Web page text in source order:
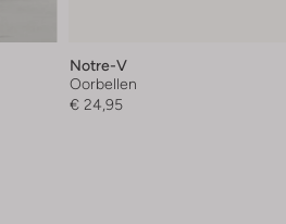
Notre-V
Oorbellen
€ 24,95